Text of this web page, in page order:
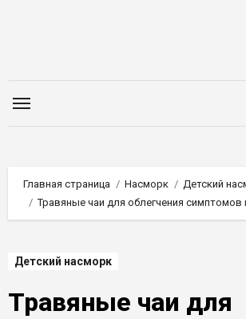
Главная страница Насморк
Детский
Травяные чаи для облегчения симптомов
Детский насморк
Травяные чаи для